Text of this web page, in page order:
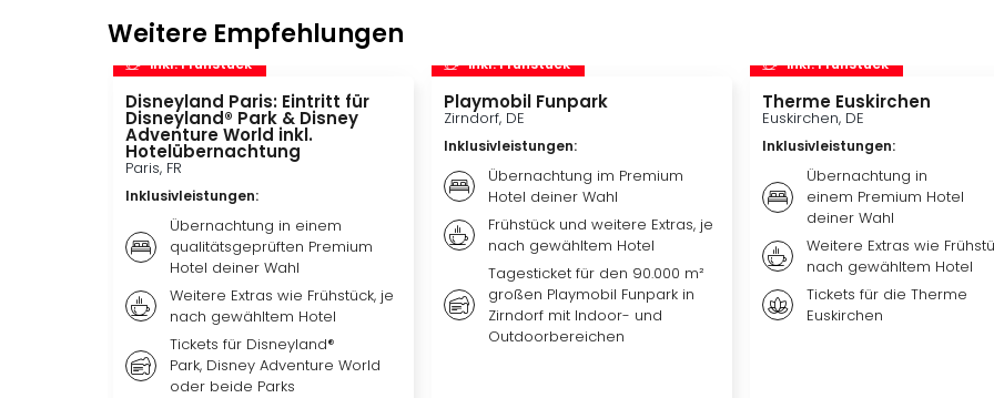
Weitere Empfehlungen
inkl. Frühstück
Disneyland Paris: Eintritt für
Disneyland® Park & Disney
Adventure World inkl.
Hotelübernachtung
Paris, FR
Inklusivleistungen:
Übernachtung in einem
qualitätsgeprüften Premium
Hotel deiner Wahl
Weitere Extras wie Frühstück, je
nach gewähltem Hotel
Tickets für Disneyland®
Park, Disney Adventure World
oder beide Parks
inkl. Frühstück
Playmobil Funpark
Zirndorf, DE
Inklusivleistungen:
Übernachtung im Premium
Hotel deiner Wahl
Frühstück und weitere Extras, je
nach gewähltem Hotel
Tagesticket für den 90.000 m²
großen Playmobil Funpark in
Zirndorf mit Indoor- und
Outdoorbereichen
inkl. Frühstück
Therme Euskirchen
Euskirchen, DE
Inklusivleistungen:
Übernachtung in
einem Premium Hotel
deiner Wahl
Weitere Extras wie
nach gewähltem Hotel
Tickets für die Therme
Euskirchen